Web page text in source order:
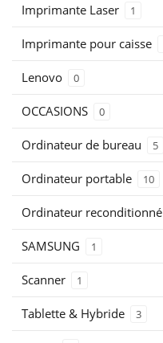
Imprimante Laser 1
Imprimante pour caisse
Lenovo 0
OCCASIONS 0
Ordinateur de bureau 5
Ordinateur portable 10
Ordinateur reconditionné
SAMSUNG 1
Scanner 1
Tablette & Hybride 3